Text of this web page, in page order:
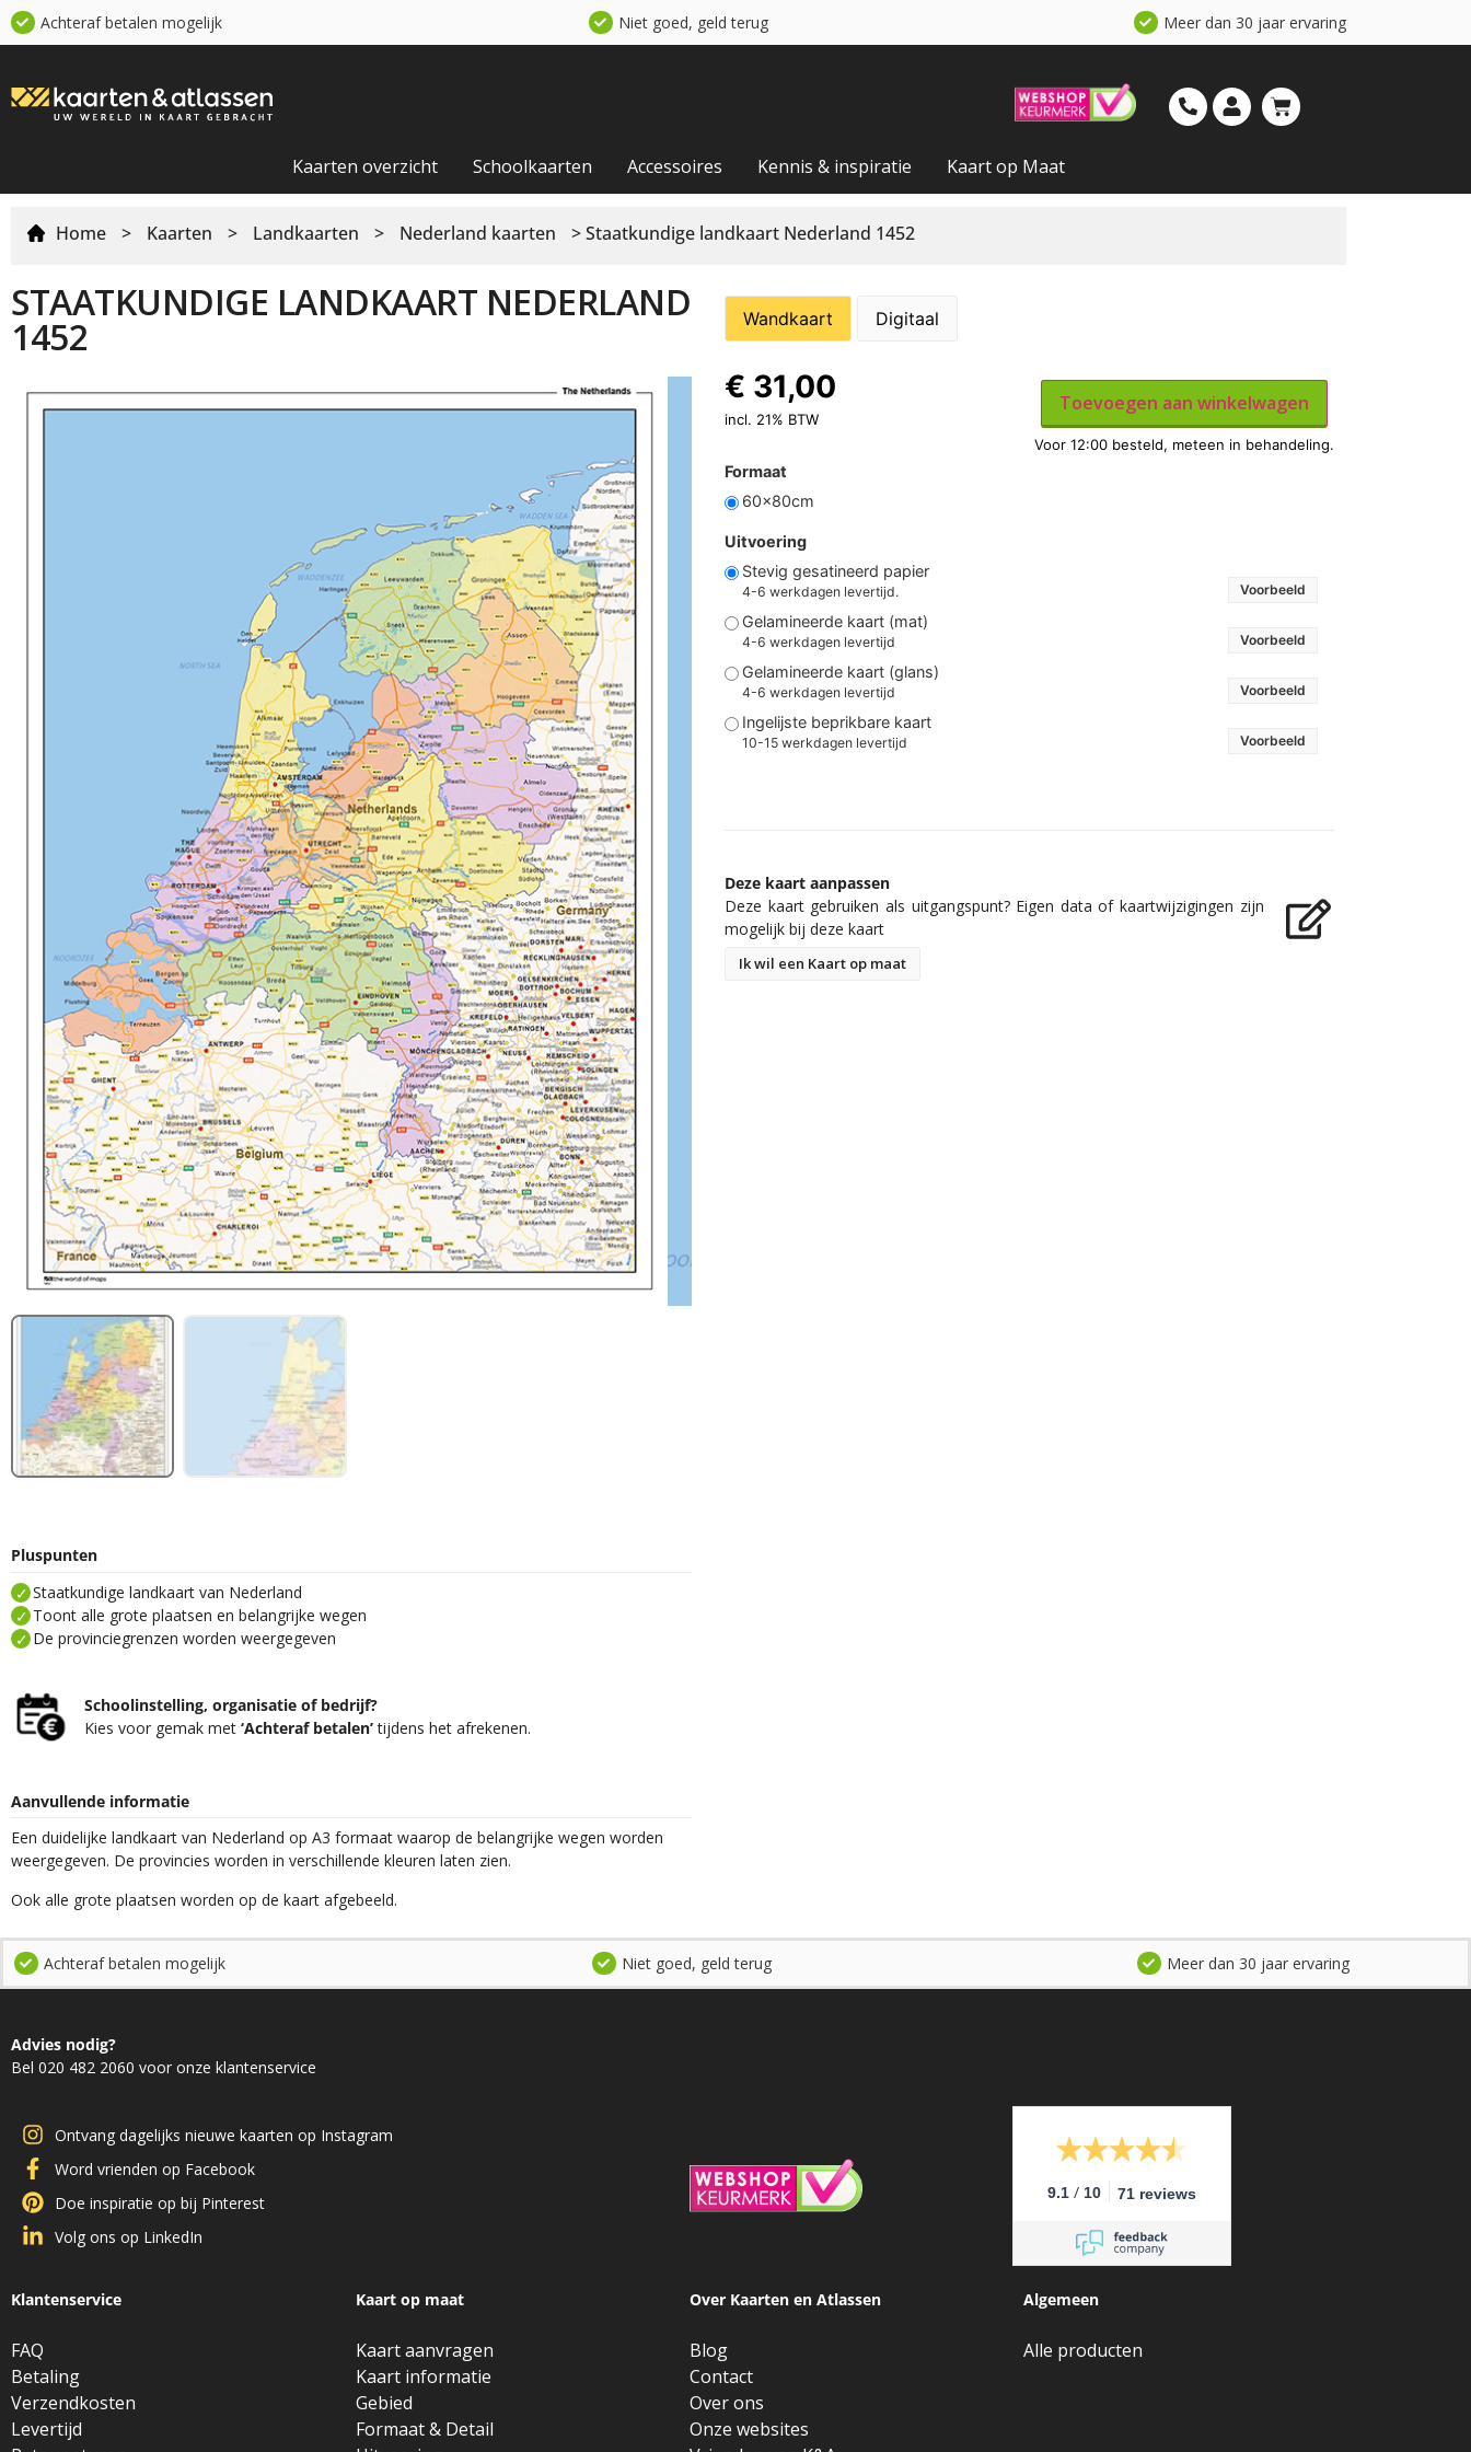
Achteraf betalen mogelijk Niet goed, geld terug Meer dan 30 jaar ervaring
Kaarten overzicht Schoolkaarten Accessoires Kennis & inspiratie Kaart op Maat
Home > Kaarten > Landkaarten > Nederland kaarten > Staatkundige landkaart Nederland 1452
STAATKUNDIGE LANDKAART NEDERLAND
1452
Pluspunten
Staatkundige landkaart van Nederland
Toont alle grote plaatsen en belangrijke wegen
De provinciegrenzen worden weergegeven
Schoolinstelling, organisatie of bedrijf?
Kies voor gemak met‘Achteraf betalen’tijdens het afrekenen.
Aanvullende informatie
Een duidelijke landkaart van Nederland op A3 formaat waarop de belangrijke wegen worden
weergegeven. De provincies worden in verschillende kleuren laten zien.
Ook alle grote plaatsen worden op de kaart afgebeeld.
Wandkaart Digitaal
Formaat
60x80cm
Uitvoering
Stevig gesatineerd papier
4-6 werkdagen levertijd. Voorbeeld
Gelamineerde kaart (mat)
4-6 werkdagen levertijd Voorbeeld
Gelamineerde kaart (glans)
4-6 werkdagen levertijd Voorbeeld
Ingelijste beprikbare kaart
10-15 werkdagen levertijd Voorbeeld
€ 31,00
incl. 21% BTW
Toevoegen aan winkelwagen
Deze kaart aanpassen
Deze kaart gebruiken als uitgangspunt? Eigen data of kaartwijzigingen zijn
mogelijk bij deze kaart
Ik wil een Kaart op maat
Achteraf betalen mogelijk Niet goed, geld terug Meer dan 30 jaar ervaring
Advies nodig?
Bel 020 482 2060 voor onze klantenservice
Ontvang dagelijks nieuwe kaarten op Instagram
Word vrienden op Facebook
Doe inspiratie op bij Pinterest
Volg ons op LinkedIn
9.1 / 10 71 reviews
Klantenservice
FAQ
Betaling
Verzendkosten
Levertijd
Kaart op maat
Kaart aanvragen
Kaart informatie
Gebied
Formaat & Detail
Over Kaarten en Atlassen
Blog
Contact
Over ons
Onze websites
Algemeen
Alle producten